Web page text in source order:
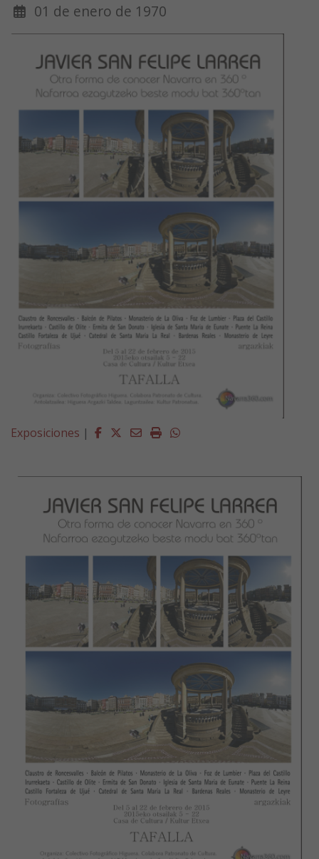
01 de enero de 1970
Exposiciones | Facebook
Twitter
EmailImprimirWhatsapp